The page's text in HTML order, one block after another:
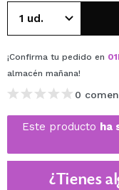
¡Confirma tu pedido en 01
almacén mañana!
0
Este producto ha
¿Tienes